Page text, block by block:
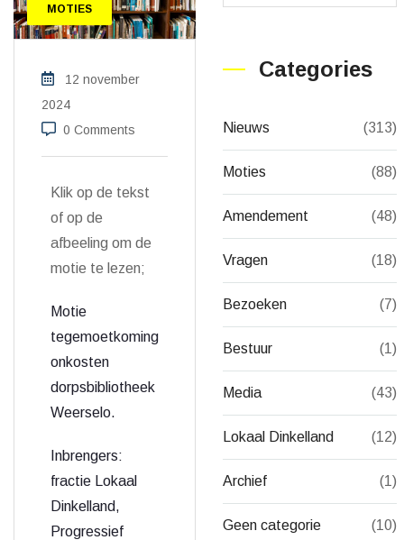
MOTIES
12 november
2024
0 Comments
Klik op de tekst
of op de
afbeeling om de
motie te lezen;
Motie
tegemoetkoming
onkosten
dorpsbibliotheek
Weerselo.
Inbrengers:
fractie Lokaal
Dinkelland,
Progressief
Categories
Nieuws (313)
Moties (88)
Amendement (48)
Vragen (18)
Bezoeken (7)
Bestuur (1)
Media (43)
Lokaal Dinkelland (12)
Archief (1)
Geen categorie (10)